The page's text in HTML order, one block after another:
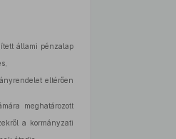
állami pénzalap
eltérően
meghatározott
a kormányzati